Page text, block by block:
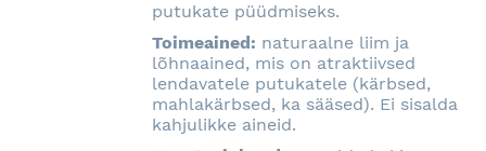
putukate püüdmiseks.
Toimeained: naturaalne liim ja
lõhnaained, mis on atraktiivsed
lendavatele putukatele (kärbsed,
mahlakärbsed, ka sääsed). Ei sisalda
kahjulikke aineid.